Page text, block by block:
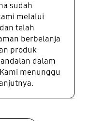
sudah
melalui
telah
berbelanja
produk
dalam
menunggu